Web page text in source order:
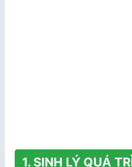
1. SINH LÝ QUÁ